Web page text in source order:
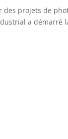
projets de
a démarré